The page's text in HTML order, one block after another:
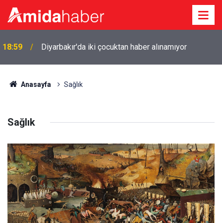
18:59 Diyarbakır'da iki çocuktan haber alınamıyor
Anasayfa Sağlık
Sağlık